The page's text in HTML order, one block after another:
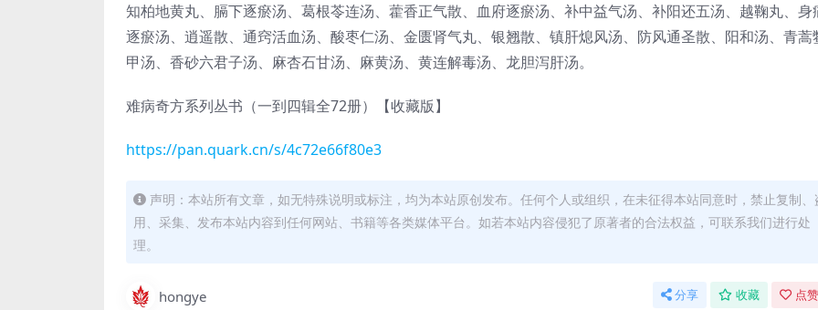
知柏地黄丸、膈下逐瘀汤、葛根苓连汤、藿香正气散、血府逐瘀汤、补中益气汤、补阳还五汤、越鞠丸、身
逐瘀汤、逍遥散、通窍活血汤、酸枣仁汤、金匮肾气丸、银翘散、镇肝熄风汤、防风通圣散、阳和汤、青蒿
甲汤、香砂六君子汤、麻杏石甘汤、麻黄汤、黄连解毒汤、龙胆泻肝汤。
难病奇方系列丛书（一到四辑全72册）【收藏版】
https://pan.quark.cn/s/4c72e66f80e3
声明：本站所有文章，如无特殊说明或标注，均为本站原创发布。任何个人或组织，在未征得本站同意时，禁止复制、
用、采集、发布本站内容到任何网站、书籍等各类媒体平台。如若本站内容侵犯了原著者的合法权益，可联系我们进行处
理。
hongye 分享 收藏 点